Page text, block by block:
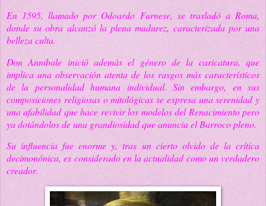
En 1595, llamado por Odoardo Farnese, se trasladó a Roma,
donde su obra alcanzó la plena madurez, caracterizada por una
belleza culta.
Don Annibale inició además el género de la caricatura, que
implica una observación atenta de los rasgos más característicos
de la personalidad humana individual. Sin embargo, en sus
composiciones religiosas o mitológicas se expresa una serenidad y
una afabilidad que hace revivir los modelos del Renacimiento pero
ya dotándolos de una grandiosidad que anuncia el Barroco pleno.
Su influencia fue enorme y, tras un cierto olvido de la crítica
decimonónica, es considerado en la actualidad como un verdadero
creador.